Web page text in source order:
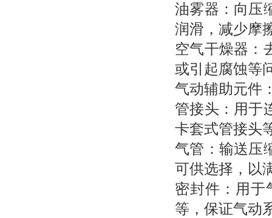
油雾器：向压
润滑，减少摩
空气干燥器：
或引起腐蚀等
气动辅助元件
管接头：用于
卡套式管接头
气管：输送压
可供选择，以
密封件：用于
等，保证气动